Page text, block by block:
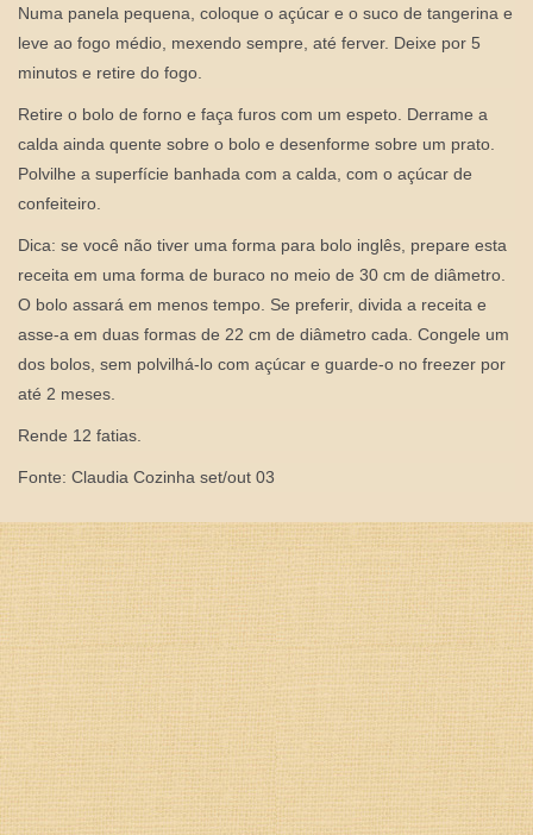
Numa panela pequena, coloque o açúcar e o suco de tangerina e
leve ao fogo médio, mexendo sempre, até ferver. Deixe por 5
minutos e retire do fogo.
Retire o bolo de forno e faça furos com um espeto. Derrame a
calda ainda quente sobre o bolo e desenforme sobre um prato.
Polvilhe a superfície banhada com a calda, com o açúcar de
confeiteiro.
Dica: se você não tiver uma forma para bolo inglês, prepare esta
receita em uma forma de buraco no meio de 30 cm de diâmetro.
O bolo assará em menos tempo. Se preferir, divida a receita e
asse-a em duas formas de 22 cm de diâmetro cada. Congele um
dos bolos, sem polvilhá-lo com açúcar e guarde-o no freezer por
até 2 meses.
Rende 12 fatias.
Fonte: Claudia Cozinha set/out 03